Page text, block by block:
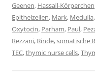
Geenen, Hassall-Körperchen
Epithelzellen, Mark, Medulla,
Oxytocin, Parham, Paul,
Rezzani, Rinde,somatische
TEC,thymic nurse cells,